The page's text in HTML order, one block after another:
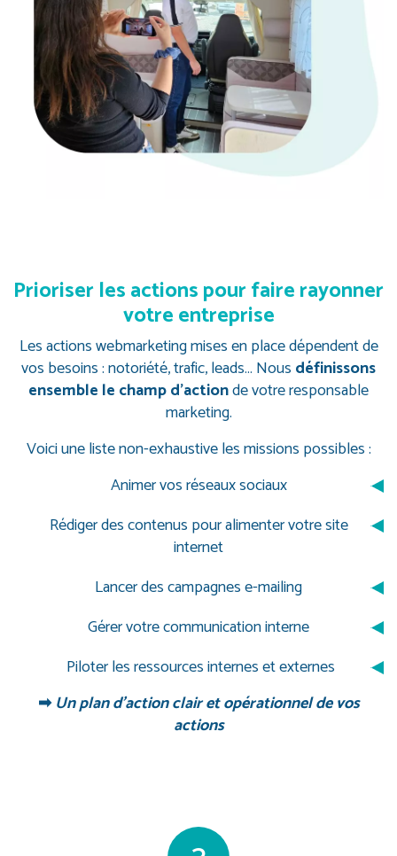
Prioriser les actionspour faire rayonner
votre entreprise
Les actions webmarketing mises en place dépendent de
vos besoins : notoriété, trafic, leads… Nous définissons
ensemble le champ d’actionde votre responsable
marketing.
Voici une liste non-exhaustive les missions possibles :
Animer vos réseaux sociaux
Rédiger des contenus pour alimenter votre site
internet
Lancer des campagnes e-mailing
Gérer votre communication interne
Piloter les ressources internes et externes
➡Un plan d’action clair et opérationnel de vos
actions